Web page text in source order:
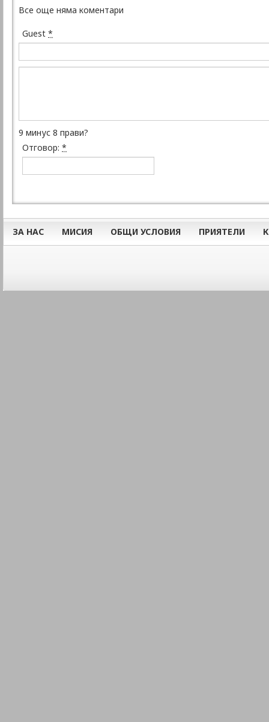
Все още няма коментари
Guest *
9 минус 8 прави?
Отговор: *
ЗА НАС МИСИЯ ОБЩИ УСЛОВИЯ ПРИЯТЕЛИ